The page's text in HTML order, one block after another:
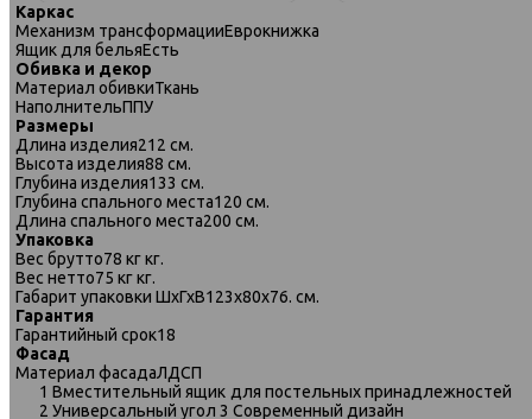
343 диван-кровать 2ек-1пф 662
синий
Каркас
Механизм трансформацииЕврокнижка
Ящик для бельяЕсть
Обивка и декор
Материал обивкиТкань
НаполнительППУ
Размеры
Длина изделия212 см.
Высота изделия88 см.
Глубина изделия133 см.
Глубина спального места120 см.
Длина спального места200 см.
Упаковка
Вес брутто78 кг кг.
Вес нетто75 кг кг.
Габарит упаковки ШхГхВ123х80х76. см.
Гарантия
Гарантийный срок18
Фасад
Материал фасадаЛДСП
1 Вместительный ящик для постельных принадлежностей
2 Универсальный угол 3 Современный дизайн